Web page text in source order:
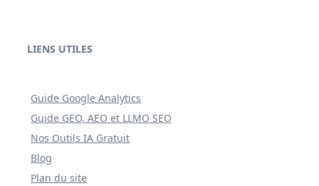
LIENS UTILES
Guide Google Analytics
Guide GEO, AEO et LLMO SEO
Nos Outils IA Gratuit
Blog
Plan du site